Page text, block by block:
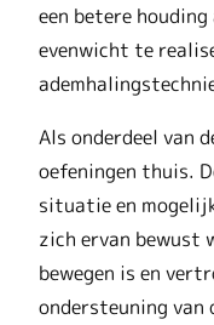
een betere
evenwicht te
Als onderdeel van
oefeningen thuis.
situatie en
zich ervan bewust
bewegen is en
ondersteuning van